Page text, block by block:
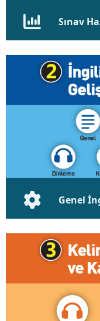
Sınav
PTE Academic
Full Çalışma
Genel
Okuma,
Kelime, Çeviri
Demo İncele